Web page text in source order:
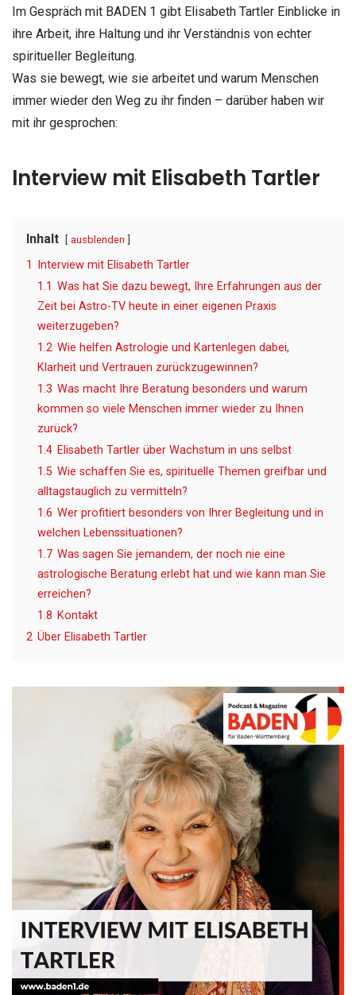
Im Gespräch mit BADEN 1 gibt Elisabeth Tartler Einblicke in
ihre Arbeit, ihre Haltung und ihr Verständnis von echter
spiritueller Begleitung.
Was sie bewegt, wie sie arbeitet und warum Menschen
immer wieder den Weg zu ihr finden – darüber haben wir
mit ihr gesprochen:
Interview mit Elisabeth Tartler
Inhalt ausblenden
1
Interview mit Elisabeth Tartler
1.1 Was hat Sie dazu bewegt, Ihre Erfahrungen aus der
Zeit bei Astro-TV heute in einer eigenen Praxis
weiterzugeben?
1.2 Wie helfen Astrologie und Kartenlegen dabei,
Klarheit und Vertrauen zurückzugewinnen?
1.3 Was macht Ihre Beratung besonders und warum
kommen so viele Menschen immer wieder zu Ihnen
zurück?
1.4 Elisabeth Tartler über Wachstum in uns selbst
1.5 Wie schaffen Sie es, spirituelle Themen greifbar und
alltagstauglich zu vermitteln?
1.6 Wer profitiert besonders von Ihrer Begleitung und in
welchen Lebenssituationen?
1.7 Was sagen Sie jemandem, der noch nie eine
astrologische Beratung erlebt hat und wie kann man Sie
erreichen?
1.8 Kontakt
2 Über Elisabeth Tartler